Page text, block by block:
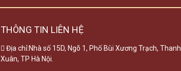
THÔNG TIN LIÊN HỆ
Địa chỉ:Nhà số 15D, Ngõ 1, Phố Bùi Xương Trạch, Thanh
Xuân, TP Hà Nội.